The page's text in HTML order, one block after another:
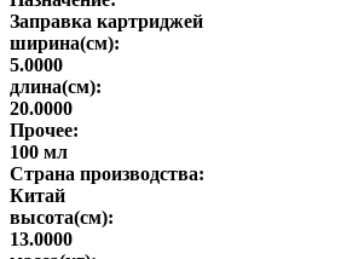
Заправка картриджей
ширина(см):
5.0000
длина(см):
20.0000
Прочее:
100 мл
Страна производства:
Китай
высота(см):
13.0000